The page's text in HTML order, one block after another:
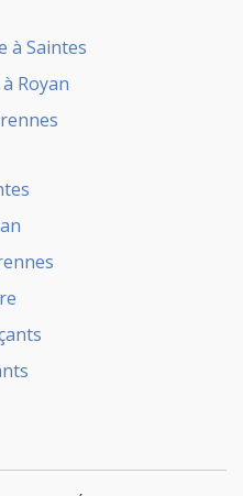
à Saintes
Royan